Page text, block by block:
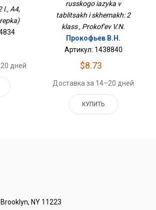
l., A4,
дней
russkogo iazyka v
tablitsakh i skhemakh: 2
klass , Prokof'ev V.N.
Прокофьев В.Н.
Артикул: 1438840
$8.73
Доставка за 14–20 дней
КУПИТЬ
NY 11223